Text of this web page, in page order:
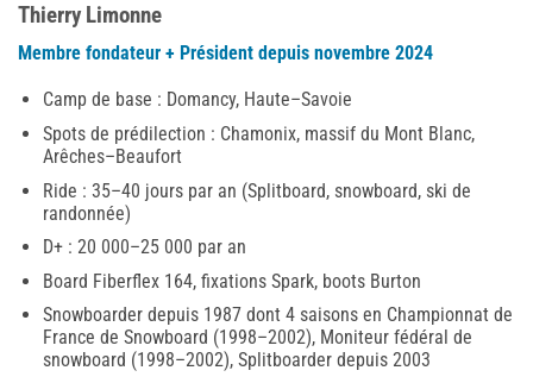
Thierry Limonne
Membre fondateur + Président depuis novembre 2024
Camp de base : Domancy, Haute–Savoie
Spots de prédilection : Chamonix, massif du Mont Blanc,
Arêches–Beaufort
Ride : 35–40 jours par an (Splitboard, snowboard, ski de
randonnée)
D+ : 20 000–25 000 par an
Board Fiberflex 164, fixations Spark, boots Burton
Snowboarder depuis 1987 dont 4 saisons en Championnat de
France de Snowboard (1998–2002), Moniteur fédéral de
snowboard (1998–2002), Splitboarder depuis 2003